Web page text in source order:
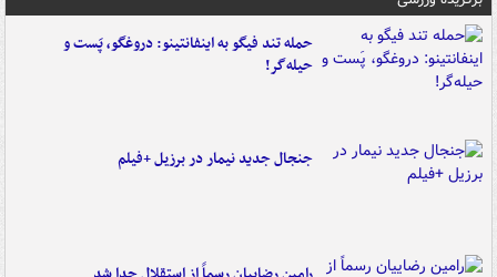
حمله تند فیگو به اینفانتینو: دروغگو، پَست‌ و
حیله‌گر!
جنجال جدید نیمار در برزیل +فیلم